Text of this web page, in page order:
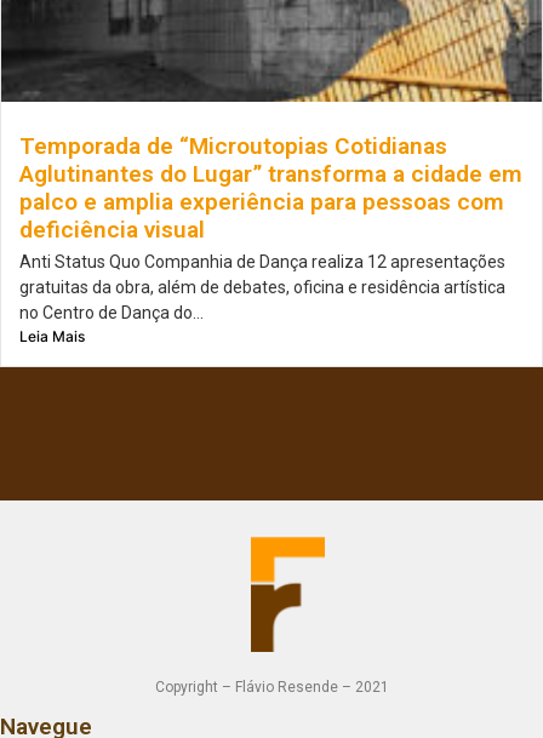
Temporada de “Microutopias Cotidianas
Aglutinantes do Lugar” transforma a cidade em
palco e amplia experiência para pessoas com
deficiência visual
Anti Status Quo Companhia de Dança realiza 12 apresentações
gratuitas da obra, além de debates, oficina e residência artística
no Centro de Dança do...
Leia Mais
Copyright – Flávio Resende – 2021
Navegue